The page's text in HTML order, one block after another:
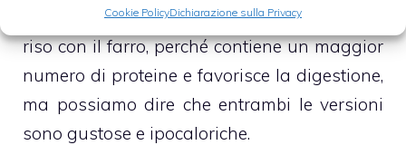
Cookie PolicyDichiarazione sulla Privacy
Alcuni decidono addirittura di sostituire il
riso con il farro, perché contiene un maggior
numero di proteine e favorisce la digestione,
ma possiamo dire che entrambi le versioni
sono gustose e ipocaloriche.